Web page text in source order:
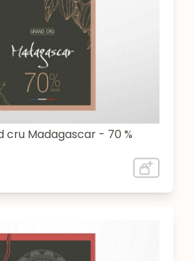
cru Madagascar - 70 %